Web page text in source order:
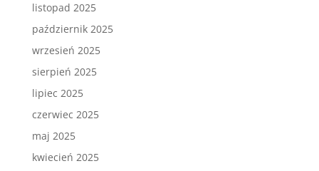
listopad 2025
październik 2025
wrzesień 2025
sierpień 2025
lipiec 2025
czerwiec 2025
maj 2025
kwiecień 2025